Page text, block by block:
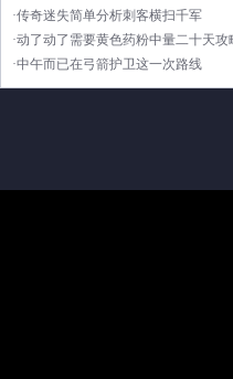
·传奇迷失简单分析刺客横扫千军
·动了动了需要黄色药粉中量二十天攻
·中午而已在弓箭护卫这一次路线